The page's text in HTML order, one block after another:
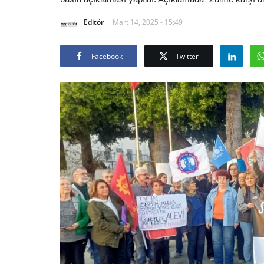
Editör Mart 14, 2025 - 15:49
Facebook Twitter